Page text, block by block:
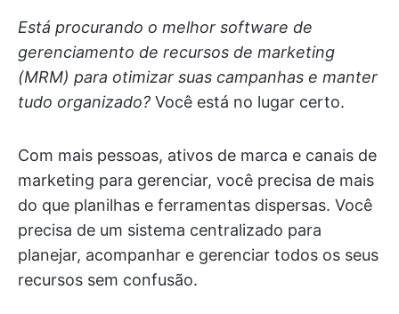
Está procurando o melhor software de
gerenciamento de recursos de marketing
(MRM) para otimizar suas campanhas e manter
tudo organizado? Você está no lugar certo.
Com mais pessoas, ativos de marca e canais de
marketing para gerenciar, você precisa de mais
do que planilhas e ferramentas dispersas. Você
precisa de um sistema centralizado para
planejar, acompanhar e gerenciar todos os seus
recursos sem confusão.